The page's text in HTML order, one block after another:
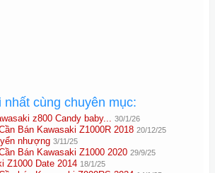
cùng chuyên mục:
z800 Candy baby... 30/1/26
Bán Kawasaki Z1000R 2018 20/12/25
nhượng 3/11/25
Bán Kawasaki Z1000 2020 29/9/25
Z1000 Date 2014 18/1/25